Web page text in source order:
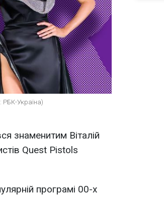
РБК-Україна)
знаменитим Віталій
Quest Pistols
програмі 00-х